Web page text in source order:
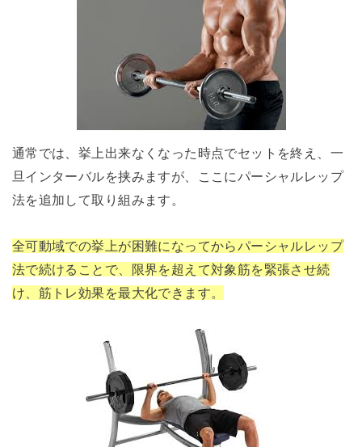
通常では、挙上出来なくなった時点でセットを終え、一
旦インターバルを挟みますが、ここにパーシャルレップ
法を追加して取り組みます。
全可動域での挙上が困難になってからパーシャルレップ
法で続けることで、限界を超えて対象筋を緊張させ続
け、筋トレ効果を最大化できます。